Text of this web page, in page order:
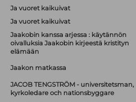
Ja vuoret kaikuivat
Ja vuoret kaikuivat
Jaakobin kanssa arjessa : käytännön
oivalluksia Jaakobin kirjeestä kristityn
elämään
Jaakon matkassa
JACOB TENGSTRÖM - universitetsman,
kyrkoledare och nationsbyggare